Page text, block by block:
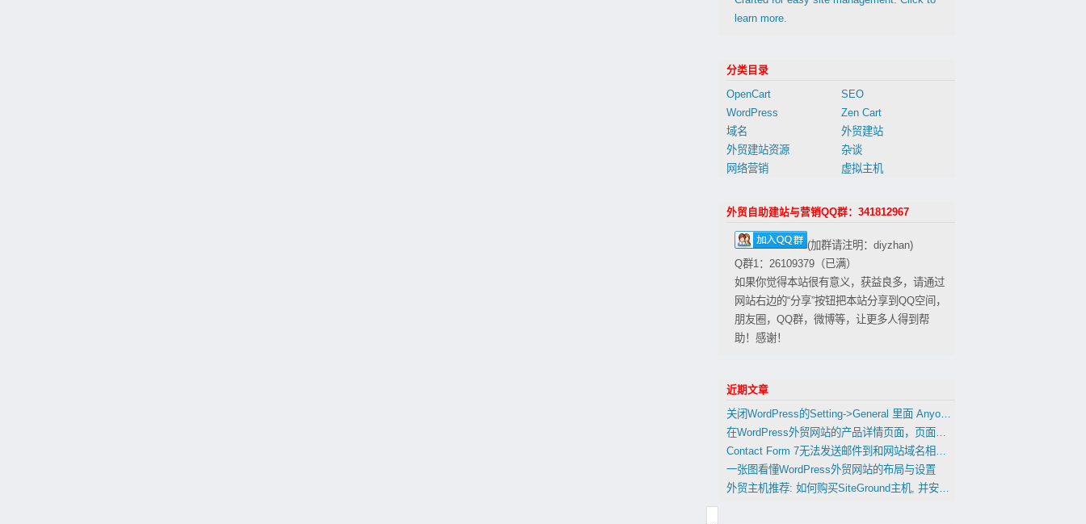
分类目录
OpenCart
SEO
WordPress
Zen Cart
域名
外贸建站
外贸建站资源
杂谈
网络营销
虚拟主机
外贸自助建站与营销QQ群：341812967
(加群请注明：diyzhan)
Q群1：26109379（已满）
如果你觉得本站很有意义，获益良多，请通过
网站右边的“分享”按钮把本站分享到QQ空间，
朋友圈，QQ群，微博等，让更多人得到帮
助！感谢！
近期文章
关闭WordPress的Setting->General 里面 Anyone can register 会影响到woocommerce的用户注册功能吗？
在WordPress外贸网站的产品详情页面，页面，文章中插入表格
Contact Form 7无法发送邮件到和网站域名相同的邮箱的解决办法
一张图看懂WordPress外贸网站的布局与设置
外贸主机推荐: 如何购买SiteGround主机, 并安装WordPress(置顶)